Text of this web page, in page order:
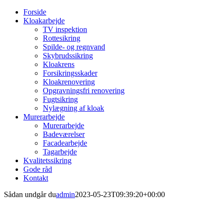
Forside
Kloakarbejde
TV inspektion
Rottesikring
Spilde- og regnvand
Skybrudssikring
Kloakrens
Forsikringsskader
Kloakrenovering
Opgravningsfri renovering
Fugtsikring
Nylægning af kloak
Murerarbejde
Murerarbejde
Badeværelser
Facadearbejde
Tagarbejde
Kvalitetssikring
Gode råd
Kontakt
Sådan undgår duadmin2023-05-23T09:39:20+00:00